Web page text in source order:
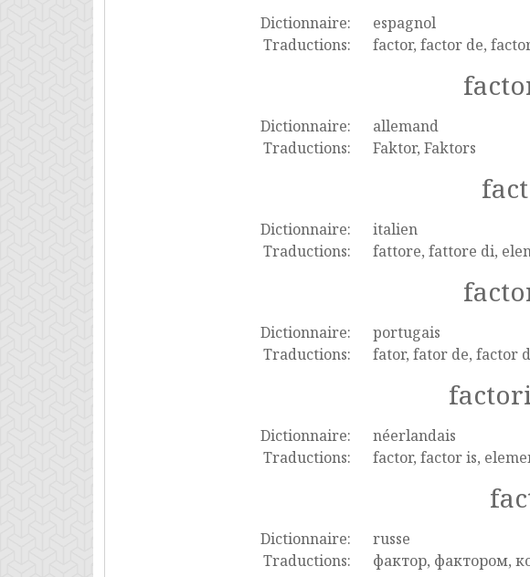
Dictionnaire:
espagnol
Traductions:
factor, factor de,
Dictionnaire:
allemand
Traductions:
Faktor, Faktors
Dictionnaire:
italien
Traductions:
fattore, fattore di,
Dictionnaire:
portugais
Traductions:
fator, fator de, factor
Dictionnaire:
néerlandais
Traductions:
factor, factor is,
Dictionnaire:
russe
Traductions:
фактор, фактором,